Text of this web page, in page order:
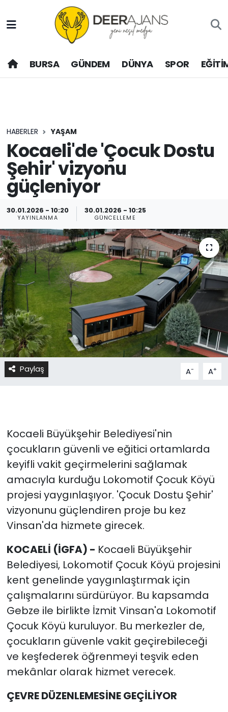
BURSA GÜNDEM DÜNYA SPOR
HABERLER YAŞAM
Kocaeli'de 'Çocuk Dostu
Şehir' vizyonu
güçleniyor
30.01.2026 - 10:20
YAYINLANMA
30.01.2026 - 10:25
GÜNCELLEME
Paylaş A- A+
Kocaeli Büyükşehir Belediyesi'nin
çocukların güvenli ve eğitici ortamlarda
keyifli vakit geçirmelerini sağlamak
amacıyla kurduğu Lokomotif Çocuk Köyü
projesi yaygınlaşıyor. 'Çocuk Dostu Şehir'
vizyonunu güçlendiren proje bu kez
Vinsan'da hizmete girecek.
KOCAELİ (İGFA) - Kocaeli Büyükşehir
Belediyesi, Lokomotif Çocuk Köyü projesini
kent genelinde yaygınlaştırmak için
çalışmalarını sürdürüyor. Bu kapsamda
Gebze ile birlikte İzmit Vinsan'a Lokomotif
Çocuk Köyü kuruluyor. Bu merkezler de,
çocukların güvenle vakit geçirebileceği
ve keşfederek öğrenmeyi teşvik eden
mekânlar olarak hizmet verecek.
ÇEVRE DÜZENLEMESİNE GEÇİLİYOR
Hava Durumu
Trafik Durumu
Son Dakika Haberleri
Haber Arşivi